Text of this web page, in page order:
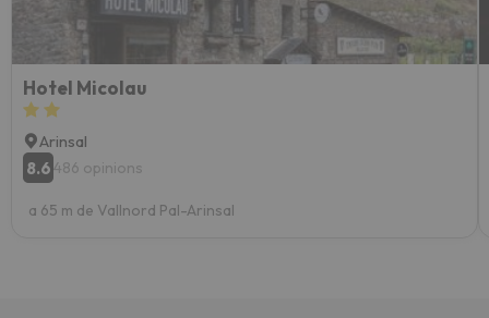
Hotel Micolau
Arinsal
8.6486 opinions
a 65 m de Vallnord Pal-Arinsal